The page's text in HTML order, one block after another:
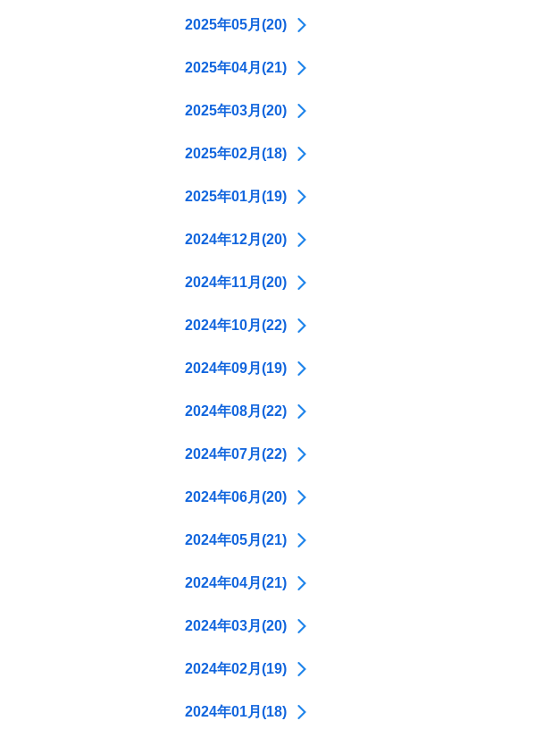
2025年05月(20)
2025年04月(21)
2025年03月(20)
2025年02月(18)
2025年01月(19)
2024年12月(20)
2024年11月(20)
2024年10月(22)
2024年09月(19)
2024年08月(22)
2024年07月(22)
2024年06月(20)
2024年05月(21)
2024年04月(21)
2024年03月(20)
2024年02月(19)
2024年01月(18)